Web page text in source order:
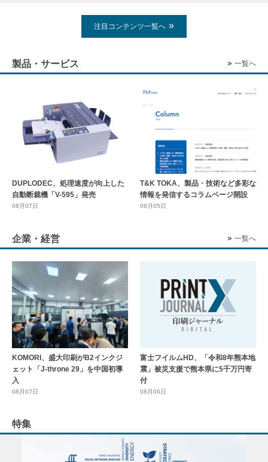
注目コンテンツ一覧へ
製品・サービス 一覧へ
DUPLODEC、処理速度が向上した
自動断裁機「V-595」発売
08月07日
T&K TOKA、製品・技術など多彩な
情報を発信するコラムページ開設
08月05日
企業・経営 一覧へ
KOMORI、盛大印刷がB2インクジ
ェット「J-throne 29」を中国初導
入
08月07日
富士フイルムHD、「令和8年熊本地
震」被災支援で熊本県に5千万円寄
付
08月06日
特集